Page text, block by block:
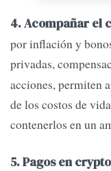
4. Acompañar el
por inflación y
privadas,
acciones, permiten
de los costos de
contenerlos en un
5. Pagos en